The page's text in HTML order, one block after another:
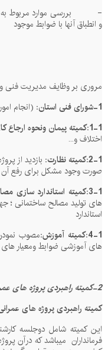
- بررسی موارد مربوط
و انطباق آنها با ضوابط موجود
مروری بر وظایف مدیریت فنی
1-شورای فنی استان
: (انجام
1-1:کمیته پیمان ونحوه ارجاع کار
اختلاف و...
2-1:کمیته نظارت:
بازدید از
صورت وجود مشکل برای رفع آن
3-1:کمیته استاندارد سازی مصالح:
های تولید مصالح ساختمانی ؛
استاندارد
4-1:کمیته آموزش:
مصوب
های آموزشی ضوابط ومعیار
2-کمیته راهبردی پروژه های عمرانی و نظارت بر پروژه های عمرانی
کمیته راهبردی پروژه های
این کمیته شامل دوجلسه
فرمانداران میباشد که درآن